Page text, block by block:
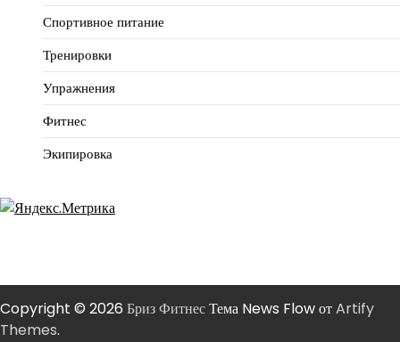
Спортивное питание
Тренировки
Упражнения
Фитнес
Экипировка
Copyright © 2026 Бриз ФитнесТема News Flow отArtify
Themes.